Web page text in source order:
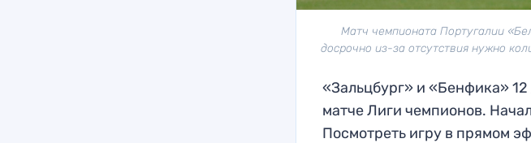
Матч чемпионата Португалии
досрочно из-за отсутствия нужно
«Зальцбург» и «Бенфика»
матче Лиги чемпионов.
Посмотреть игру в прямом